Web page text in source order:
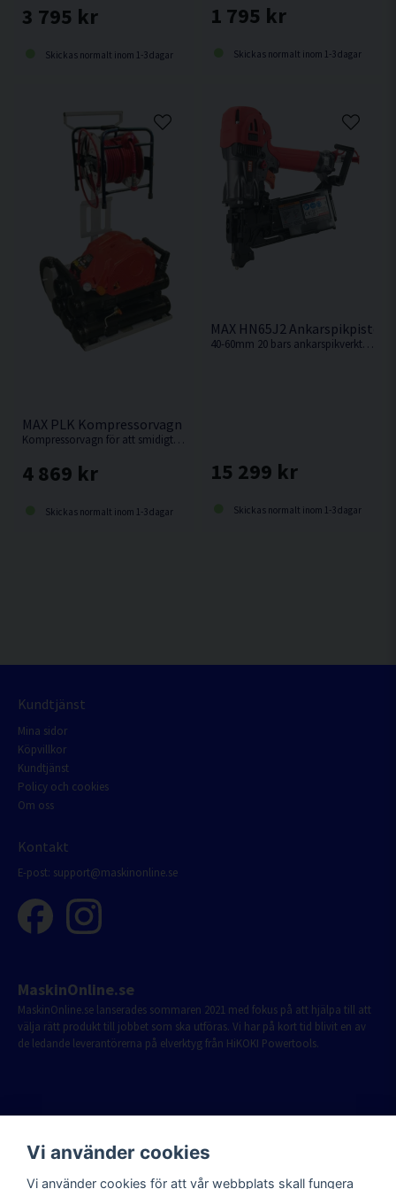
3 795 kr
Skickas normalt inom 1-3 dagar
1 795 kr
Skickas normalt inom 1-3 dagar
MAX PLK Kompressorvagn
Kompressorvagn för att smidigt ta med sig kompressor och slangvinda.
4 869 kr
Skickas normalt inom 1-3 dagar
MAX HN65J2 Ankarspikpistol
40-60mm 20 bars ankarspikverktyg baserad på HN65S men med slitstark spikstyrning för ankarspik i byggbeslag.
15 299 kr
Skickas normalt inom 1-3 dagar
Kundtjänst
Mina sidor
Köpvillkor
Kundtjänst
Policy och cookies
Om oss
Kontakt
E-post: support@maskinonline.se
MaskinOnline.se
MaskinOnline.se lanserades sommaren 2021 med fokus på att hjälpa till att
välja rätt produkt till jobbet som ska utföras. Vi har på kort tid blivit en av
de ledande leverantörerna på elverktyg från HiKOKI Powertools.
Vi använder cookies
Vi använder cookies för att vår webbplats skall fungera